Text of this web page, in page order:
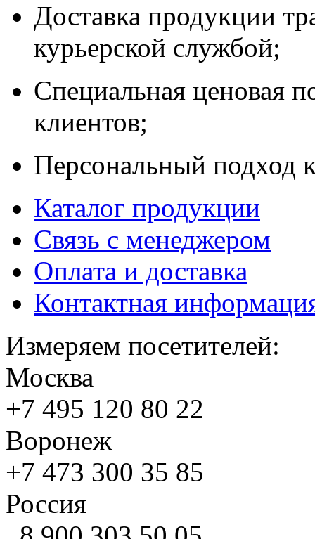
Доставка продукции
курьерской службой;
Специальная ценовая
клиентов;
Персональный подход
Каталог продукции
Связь с менеджером
Оплата и доставка
Контактная
Измеряем посетителей:
Москва
+7 495 120 80 22
Воронеж
+7 473 300 35 85
Россия